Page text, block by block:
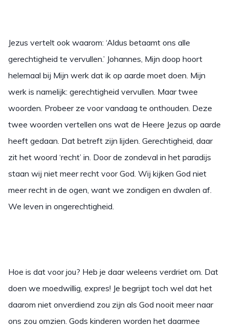
Jezus vertelt ook waarom: ‘Aldus betaamt ons alle
gerechtigheid te vervullen.’ Johannes, Mijn doop hoort
helemaal bij Mijn werk dat ik op aarde moet doen. Mijn
werk is namelijk: gerechtigheid vervullen. Maar twee
woorden. Probeer ze voor vandaag te onthouden. Deze
twee woorden vertellen ons wat de Heere Jezus op aarde
heeft gedaan. Dat betreft zijn lijden. Gerechtigheid, daar
zit het woord ‘recht’ in. Door de zondeval in het paradijs
staan wij niet meer recht voor God. Wij kijken God niet
meer recht in de ogen, want we zondigen en dwalen af.
We leven in ongerechtigheid.
Hoe is dat voor jou? Heb je daar weleens verdriet om. Dat
doen we moedwillig, expres! Je begrijpt toch wel dat het
daarom niet onverdiend zou zijn als God nooit meer naar
ons zou omzien. Gods kinderen worden het daarmee